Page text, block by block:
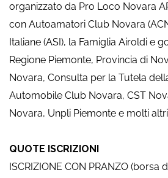
organizzato da Pro Loco Novara
con Autoamatori Club Novara
Italiane (ASI), la Famiglia Airoldi e
Regione Piemonte, Provincia di
Novara, Consulta per la Tutela
Automobile Club Novara, CST
Novara, Unpli Piemonte e molti
QUOTE ISCRIZIONI
ISCRIZIONE CON PRANZO